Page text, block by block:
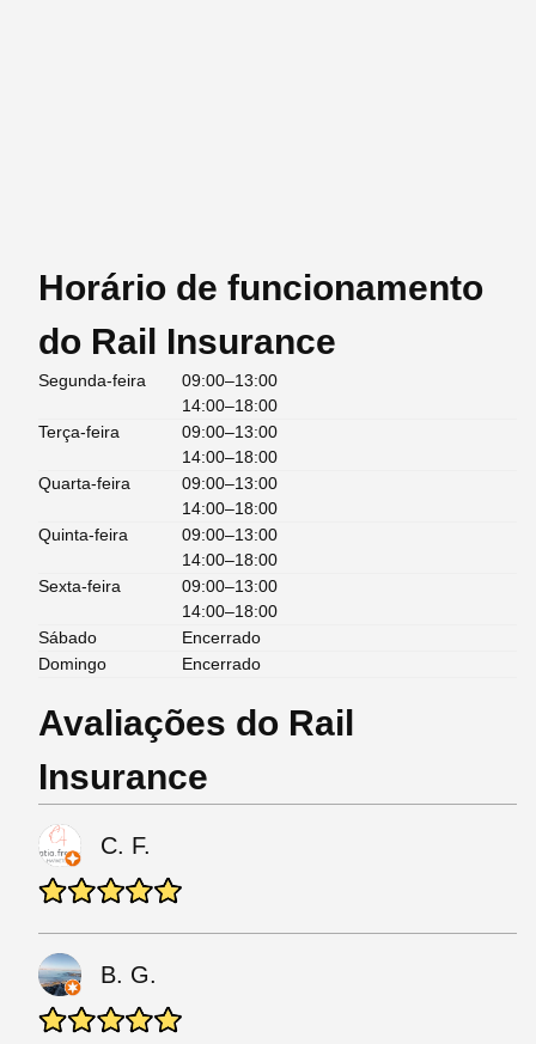
Horário de funcionamento
do Rail Insurance
Segunda-feira
09:00–13:00
14:00–18:00
Terça-feira
09:00–13:00
14:00–18:00
Quarta-feira
09:00–13:00
14:00–18:00
Quinta-feira
09:00–13:00
14:00–18:00
Sexta-feira
09:00–13:00
14:00–18:00
Sábado
Encerrado
Domingo
Encerrado
Avaliações do Rail
Insurance
C. F.
B. G.